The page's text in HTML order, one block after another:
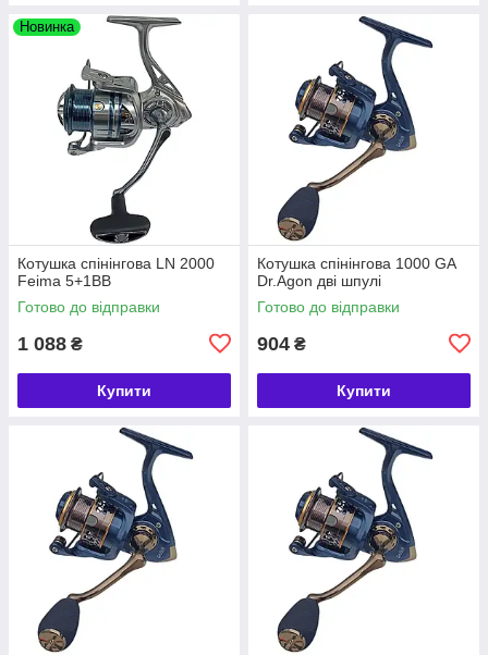
Новинка
Котушка спінінгова LN 2000
Feima 5+1BB
Готово до відправки
1 088 ₴
Купити
Котушка спінінгова 1000 GA
Dr.Agon дві шпулі
Готово до відправки
904 ₴
Купити